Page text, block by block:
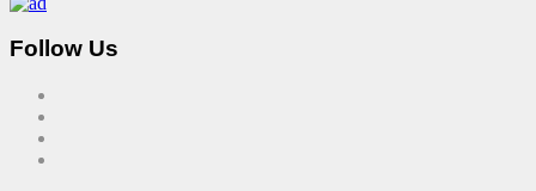
Follow Us